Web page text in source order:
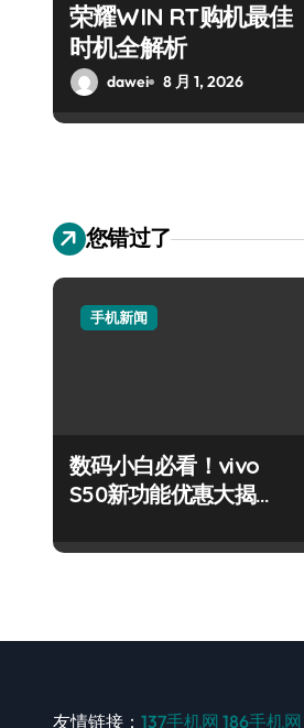
荣耀WIN RT购机最佳
时机全解析
dawei 8 月 1, 2026
您错过了
手机新闻
数码小白必看！vivo
S50新功能优惠大揭
友情链接： 137手机网 186手机网